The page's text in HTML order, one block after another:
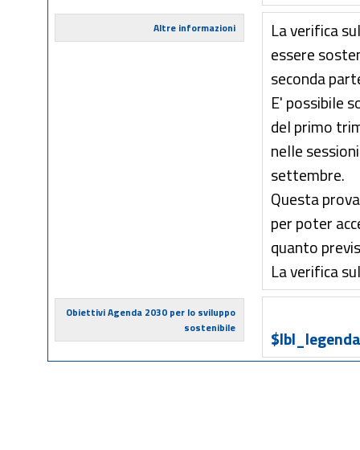
Altre informazioni
La verifica
essere
seconda
E' possibile
del primo
nelle
settembre.
Questa
per poter
quanto
La verifica
Obiettivi Agenda 2030 per lo sviluppo
sostenibile